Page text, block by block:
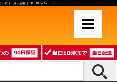
平日 月～金曜日 10：00～17：30